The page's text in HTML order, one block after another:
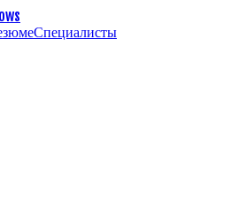
Специалисты